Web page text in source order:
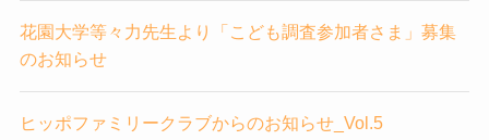
花園大学等々力先生より「こども調査参加者さま」募集
のお知らせ
ヒッポファミリークラブからのお知らせ_Vol.5